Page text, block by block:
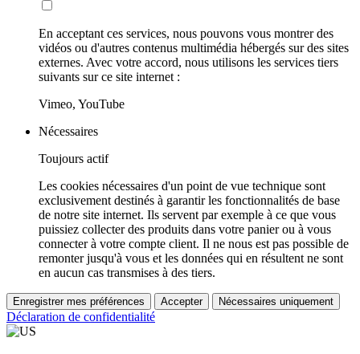
En acceptant ces services, nous pouvons vous montrer des
vidéos ou d'autres contenus multimédia hébergés sur des sites
externes. Avec votre accord, nous utilisons les services tiers
suivants sur ce site internet :
Vimeo, YouTube
Nécessaires
Toujours actif
Les cookies nécessaires d'un point de vue technique sont
exclusivement destinés à garantir les fonctionnalités de base
de notre site internet. Ils servent par exemple à ce que vous
puissiez collecter des produits dans votre panier ou à vous
connecter à votre compte client. Il ne nous est pas possible de
remonter jusqu'à vous et les données qui en résultent ne sont
en aucun cas transmises à des tiers.
Enregistrer mes préférences Accepter Nécessaires uniquement
Déclaration de confidentialité